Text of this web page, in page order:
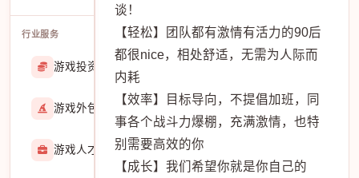
行业服务
游戏投资交易
游戏外包 22913
游戏人才招聘51770
谈！
【轻松】团队都有激情有活力的90后
都很nice，相处舒适，无需为人际而
内耗
【效率】目标导向，不提倡加班，同
事各个战斗力爆棚，充满激情，也特
别需要高效的你
【成长】我们希望你就是你自己的